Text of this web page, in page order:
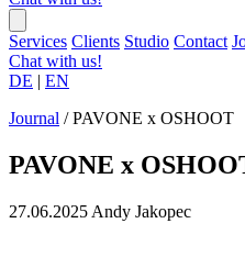
Services Clients Studio Contact
Chat with us!
DE | EN
Journal / PAVONE x OSHOOT
PAVONE x
27.06.2025 Andy Jakopec